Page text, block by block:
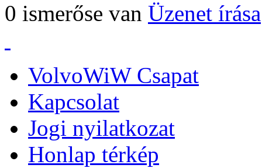
0 ismerőse van Üzenet írása
VolvoWiW Csapat
Kapcsolat
Jogi nyilatkozat
Honlap térkép